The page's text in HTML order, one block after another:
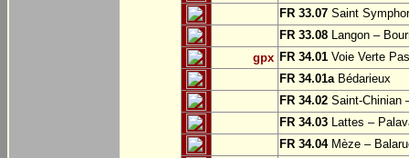
FR 33.07 Saint
FR 33.08 Langon –
gpx FR 34.01 Voie Verte
FR 34.01aBédarieux
FR 34.02 Saint-Chinian
FR 34.03 Lattes –
FR 34.04Mèze –